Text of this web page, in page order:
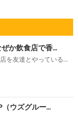
か飲食店で香...
を友達とやっている...
（ウズグルー...